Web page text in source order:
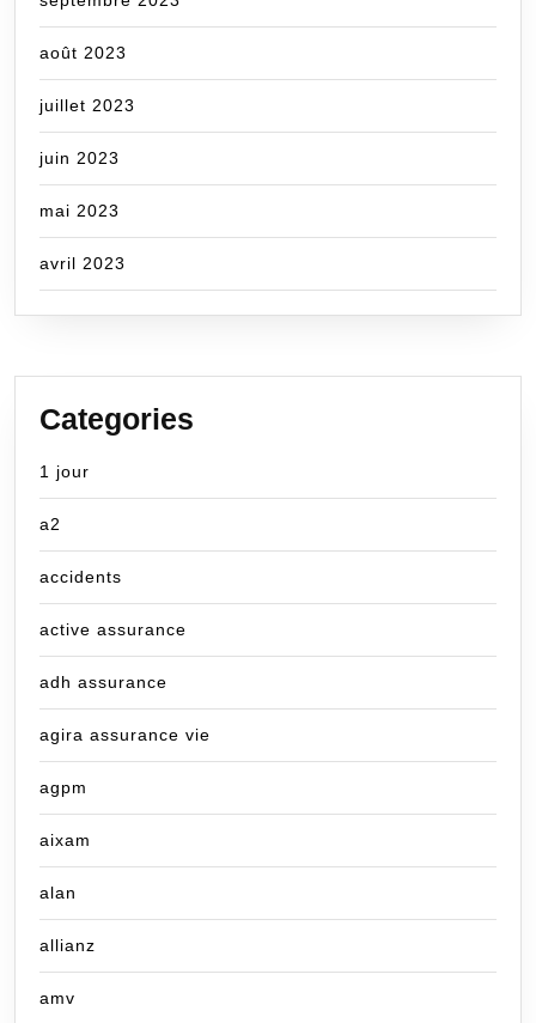
août 2023
juillet 2023
juin 2023
mai 2023
avril 2023
Categories
1 jour
a2
accidents
active assurance
adh assurance
agira assurance vie
agpm
aixam
alan
allianz
amv